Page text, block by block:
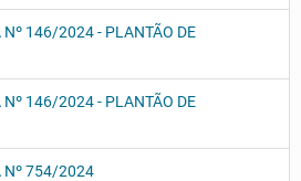
146/2024 - PLANTÃO DE
146/2024 - PLANTÃO DE
Nº 754/2024